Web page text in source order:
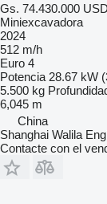
Gs. 74.430.000
Miniexcavadora
2024
512 m/h
Euro 4
Potencia 28.67 kW
5.500 kg
6,045 m
China
Shanghai Walila
Contacte con el